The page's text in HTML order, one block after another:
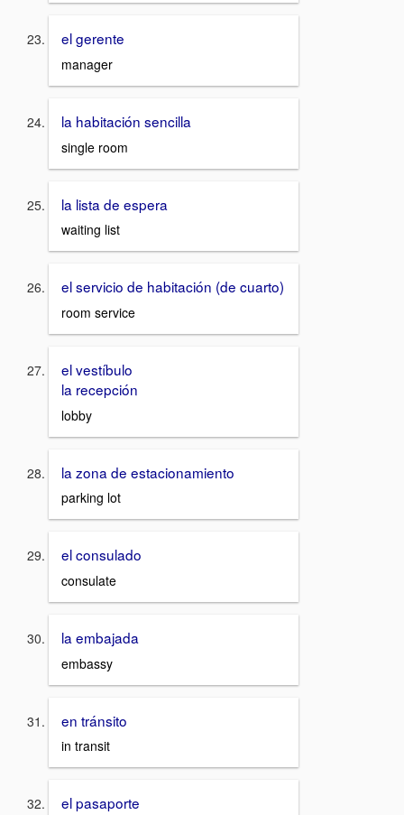
el gerente
manager
la habitación sencilla
single room
la lista de espera
waiting list
el servicio de habitación (de cuarto)
room service
el vestíbulo
la recepción
lobby
la zona de estacionamiento
parking lot
el consulado
consulate
la embajada
embassy
en tránsito
in transit
el pasaporte